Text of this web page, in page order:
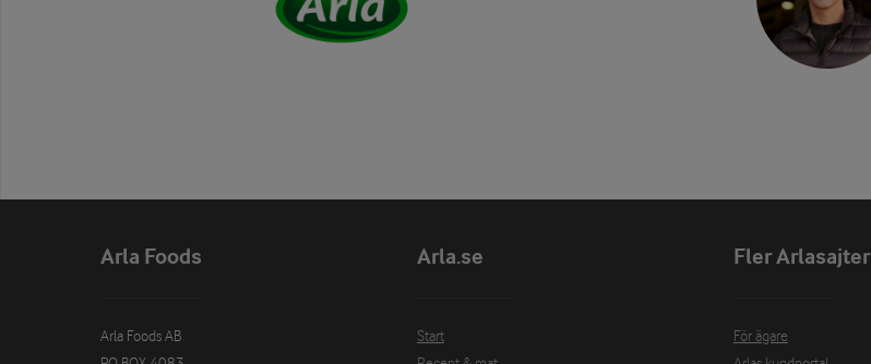
Arla Foods
Arla Foods AB
Arla.se
Start
Fler Arlasajter
För ägare